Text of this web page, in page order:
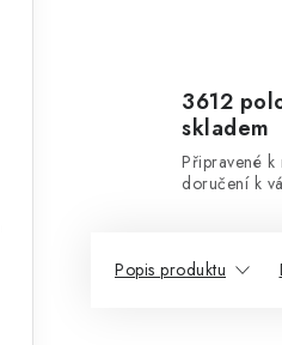
3612
skladem
Připravené k
doručení k
Popis produktu